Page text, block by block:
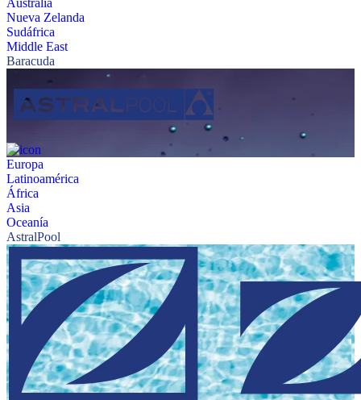
Australia
Nueva Zelanda
Sudáfrica
Middle East
Baracuda
Europa
Latinoamérica
África
Asia
Oceanía
AstralPool